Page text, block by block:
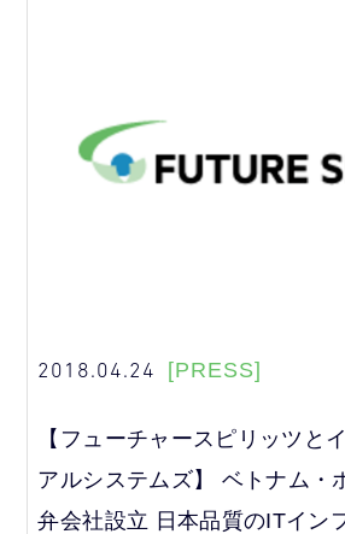
2018.04.24 [PRESS]
【フューチャースピリッツと
アルシステムズ】 ベトナム・
弁会社設立 日本品質のITイン